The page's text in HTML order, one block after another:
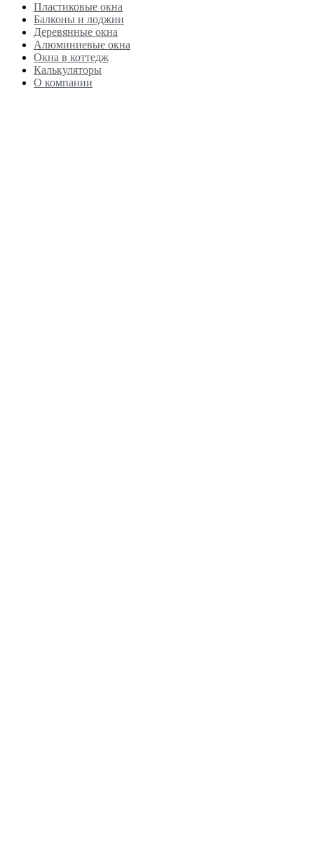
Пластиковые окна
Балконы и лоджии
Деревянные окна
Алюминиевые окна
Окна в коттедж
Калькуляторы
О компании